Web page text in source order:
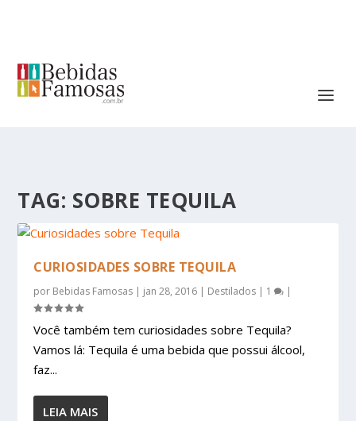
TAG: SOBRE TEQUILA
CURIOSIDADES SOBRE TEQUILA
por Bebidas Famosas | jan 28, 2016 | Destilados | 1 |
Você também tem curiosidades sobre Tequila?
Vamos lá: Tequila é uma bebida que possui álcool,
faz...
LEIA MAIS